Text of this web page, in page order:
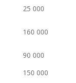
25 000
160 000
90 000
150 000